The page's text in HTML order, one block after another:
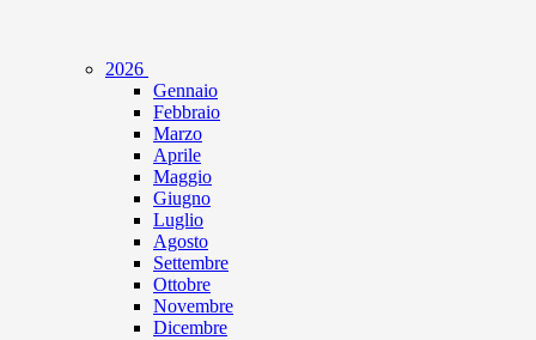
2026
Gennaio
Febbraio
Marzo
Aprile
Maggio
Giugno
Luglio
Agosto
Settembre
Ottobre
Novembre
Dicembre